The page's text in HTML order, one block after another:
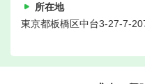
所在地
東京都板橋区中台3-27-7-